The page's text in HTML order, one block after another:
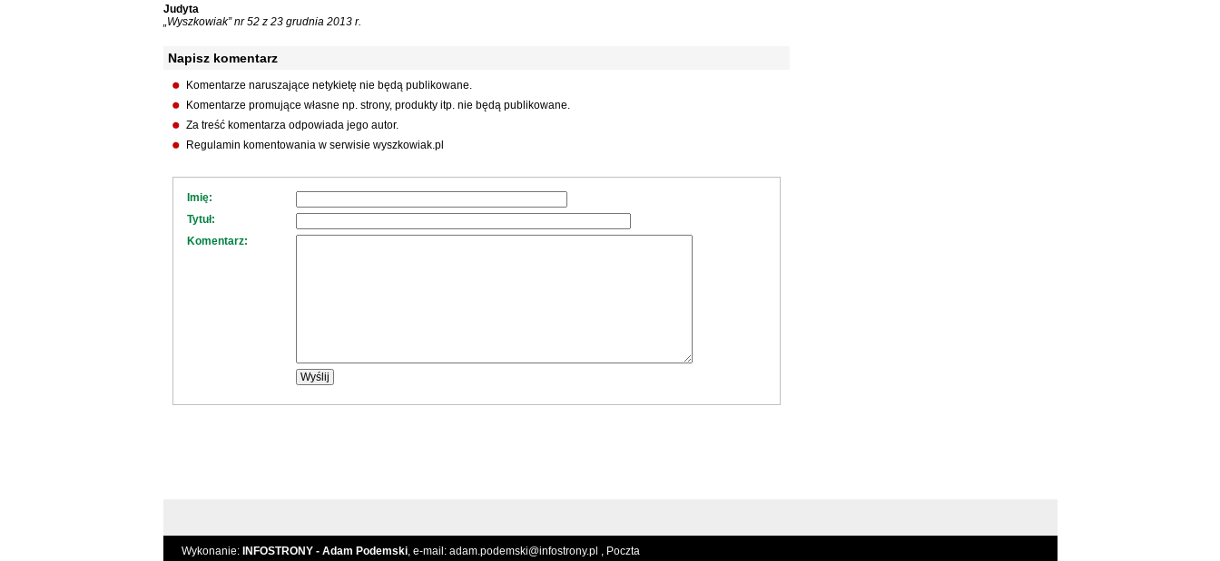
Judyta
„Wyszkowiak” nr 52 z 23 grudnia 2013 r.
Napisz komentarz
Komentarze naruszające netykietę nie będą publikowane.
Komentarze promujące własne np. strony, produkty itp. nie będą publikowane.
Za treść komentarza odpowiada jego autor.
Regulamin komentowania w serwisie wyszkowiak.pl
Imię:
Tytuł:
Komentarz:
Wykonanie: INFOSTRONY - Adam Podemski, e-mail: adam.podemski@infostrony.pl , Poczta